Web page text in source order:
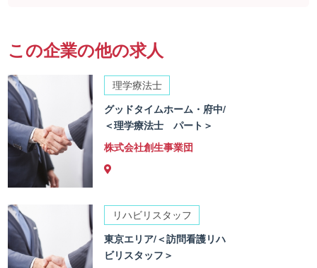
この企業の他の求人
理学療法士
グッドタイムホーム・府中/
＜理学療法士 パート＞
株式会社創生事業団
リハビリスタッフ
東京エリア/＜訪問看護リハ
ビリスタッフ＞